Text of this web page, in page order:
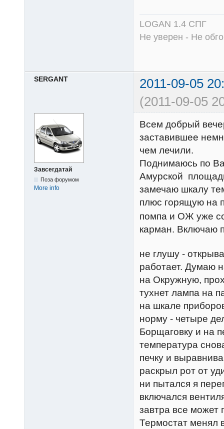
LOGAN 1.4 СПГ
Не уверен - Не
SERGANT
2011-09-05
(2011-09-05
Завсегдатай
Поза форумом
More info
Всем добрый
заставившее
чем лечили.
Поднимаюсь по
Амурской
замечаю шкалу
плюс горящую на
помпа и ОЖ уже
карман. Включаю
не глушу -
работает. Думаю
на Окружную,
тухнет лампа на
на шкале
норму - четыре
Борщаговку и на
температура
печку и
раскрыл рот от
ни пытался я
включался
завтра все может
Термостат менял